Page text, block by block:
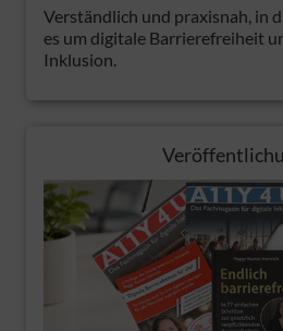
Verständlich und praxisnah, in
es um digitale Barrierefreiheit
Inklusion.